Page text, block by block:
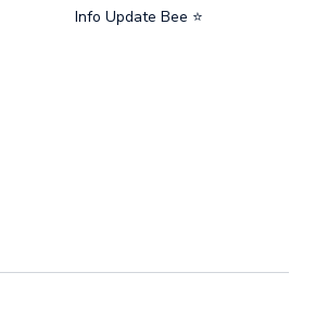
Info Update Bee ⭐